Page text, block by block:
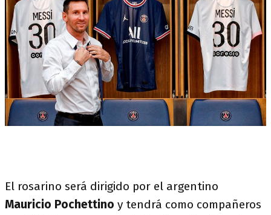
El rosarino será dirigido por el argentino
Mauricio Pochettino y tendrá como compañeros